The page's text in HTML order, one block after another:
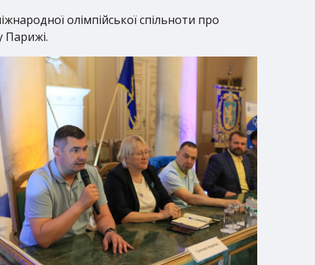
олімпійської спільноти про
Парижі.